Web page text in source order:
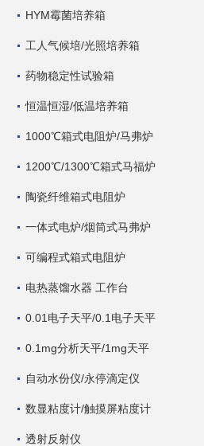
HYM霉菌培养箱
工人气候培/光照培养箱
药物稳定性试验箱
恒温恒湿/低温培养箱
1000℃箱式电阻炉/马弗炉
1200℃/1300℃箱式马福炉
陶瓷纤维箱式电阻炉
一体式电炉/烟筒式马弗炉
可编程式箱式电阻炉
电热蒸馏水器 工作台
0.01电子天平/0.1电子天平
0.1mg分析天平/1mg天平
自动水份仪/永停滴定仪
数显粘度计/触摸屏粘度计
透射反射仪